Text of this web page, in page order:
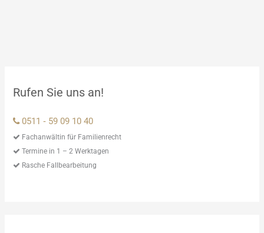
Rufen Sie uns an!
0511 ‑ 59 09 10 40
Fachanwältin für Familienrecht
Termine in 1 – 2 Werktagen
Rasche Fallbearbeitung